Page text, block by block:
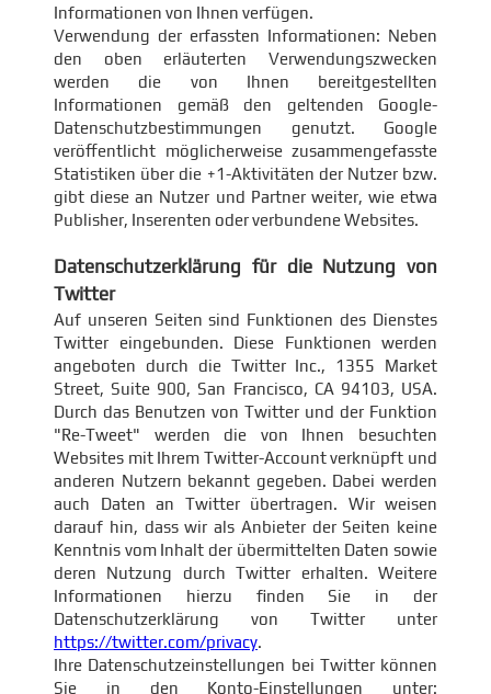
Informationen von Ihnen verfügen.
Verwendung der erfassten Informationen: Neben
den oben erläuterten Verwendungszwecken
werden die von Ihnen bereitgestellten
Informationen gemäß den geltenden Google-
Datenschutzbestimmungen genutzt. Google
veröffentlicht möglicherweise zusammengefasste
Statistiken über die +1-Aktivitäten der Nutzer bzw.
gibt diese an Nutzer und Partner weiter, wie etwa
Publisher, Inserenten oder verbundene Websites.
Datenschutzerklärung für die Nutzung von
Twitter
Auf unseren Seiten sind Funktionen des Dienstes
Twitter eingebunden. Diese Funktionen werden
angeboten durch die Twitter Inc., 1355 Market
Street, Suite 900, San Francisco, CA 94103, USA.
Durch das Benutzen von Twitter und der Funktion
"Re-Tweet" werden die von Ihnen besuchten
Websites mit Ihrem Twitter-Account verknüpft und
anderen Nutzern bekannt gegeben. Dabei werden
auch Daten an Twitter übertragen. Wir weisen
darauf hin, dass wir als Anbieter der Seiten keine
Kenntnis vom Inhalt der übermittelten Daten sowie
deren Nutzung durch Twitter erhalten. Weitere
Informationen hierzu finden Sie in der
Datenschutzerklärung von Twitter unter
https://twitter.com/privacy.
Ihre Datenschutzeinstellungen bei Twitter können
Sie in den Konto-Einstellungen unter: